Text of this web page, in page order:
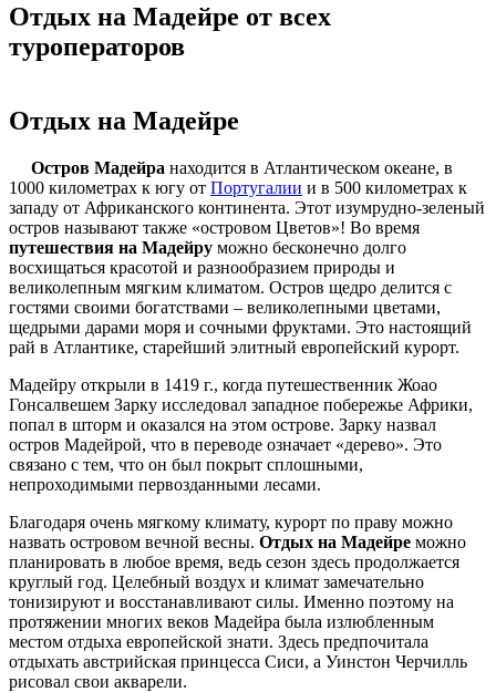
Отдых на Мадейре от всех
туроператоров
Отдых на Мадейре
Остров Мадейра находится в Атлантическом океане, в
1000 километрах к югу от Португалии и в 500 километрах к
западу от Африканского континента. Этот изумрудно-зеленый
остров называют также «островом Цветов»! Во время
путешествия на Мадейру можно бесконечно долго
восхищаться красотой и разнообразием природы и
великолепным мягким климатом. Остров щедро делится с
гостями своими богатствами – великолепными цветами,
щедрыми дарами моря и сочными фруктами. Это настоящий
рай в Атлантике, старейший элитный европейский курорт.
Мадейру открыли в 1419 г., когда путешественник Жоао
Гонсалвешем Зарку исследовал западное побережье Африки,
попал в шторм и оказался на этом острове. Зарку назвал
остров Мадейрой, что в переводе означает «дерево». Это
связано с тем, что он был покрыт сплошными,
непроходимыми первозданными лесами.
Благодаря очень мягкому климату, курорт по праву можно
назвать островом вечной весны. Отдых на Мадейре можно
планировать в любое время, ведь сезон здесь продолжается
круглый год. Целебный воздух и климат замечательно
тонизируют и восстанавливают силы. Именно поэтому на
протяжении многих веков Мадейра была излюбленным
местом отдыха европейской знати. Здесь предпочитала
отдыхать австрийская принцесса Сиси, а Уинстон Черчилль
рисовал свои акварели.